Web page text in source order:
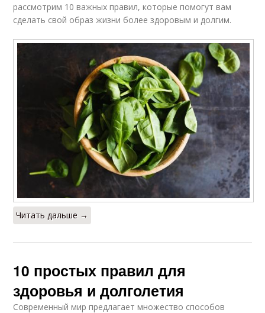
рассмотрим 10 важных правил, которые помогут вам
сделать свой образ жизни более здоровым и долгим.
Читать дальше →
10 простых правил для
здоровья и долголетия
Современный мир предлагает множество способов